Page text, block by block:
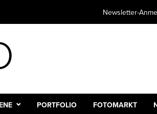
Newsletter-
PORTFOLIO FOTOMARKT